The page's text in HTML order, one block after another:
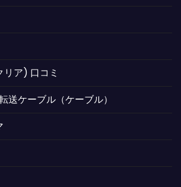
リア) 口コミ
送ケーブル（ケーブル）